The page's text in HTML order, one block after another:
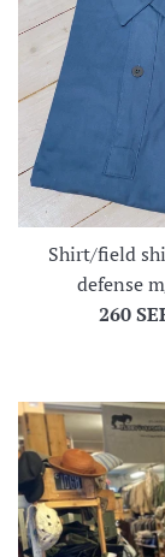
Shirt/field
defense
260